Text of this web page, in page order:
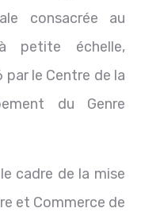
consacrée au
petite échelle,
le Centre de la
du Genre
cadre de la mise
et Commerce de